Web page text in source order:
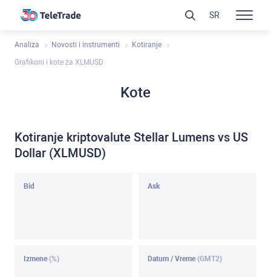
Analiza Novosti i instrumenti Kotiranje
Grafikoni i kote za XLMUSD
Kote
Kotiranje kriptovalute Stellar Lumens vs US
Dollar (XLMUSD)
Bid Ask
Izmene (%) Datum / Vreme (GMT2)
SR